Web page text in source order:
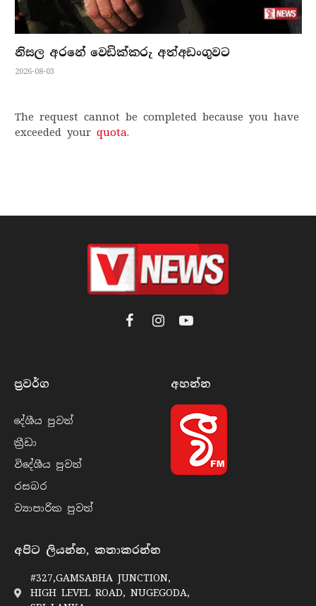
නිසල අරනේ වෙඩික්කරු අත්අඩංගුවට
2026-08-03
The request cannot be completed because you have
exceeded your quota.
FacebookInstagramYouTube
ප්‍රවර්​ග
දේශීය පුව​ත්
ක්‍රී​ඩා
විදේශීය පුව​ත්
රසබ​ර
ව්‍යාපාරික පුව​ත්
අහන්​න
අපිට ලියන්න, කතාකරන්න
#327,GAMSABHA JUNCTION,
HIGH LEVEL ROAD, NUGEGODA,